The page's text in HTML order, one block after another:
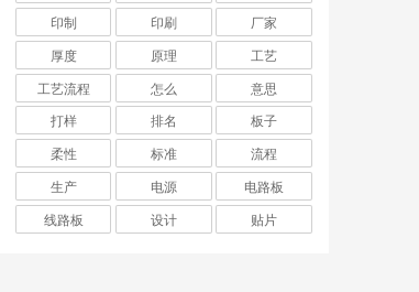
印制
印刷
厂家
厚度
原理
工艺
工艺流程
怎么
意思
打样
排名
板子
柔性
标准
流程
生产
电源
电路板
线路板
设计 贴片